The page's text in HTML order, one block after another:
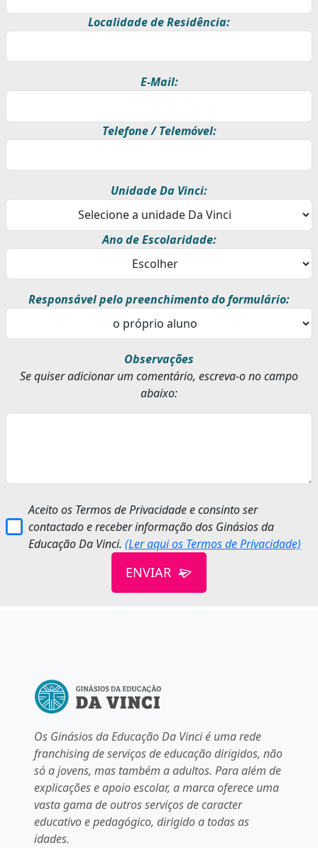
Localidade de Residência:
E-Mail:
Telefone / Telemóvel:
Unidade Da Vinci:
Ano de Escolaridade:
Responsável pelo preenchimento do formulário:
Observações
Se quiser adicionar um comentário, escreva-o no campo
abaixo:
Aceito os Termos de Privacidade e consinto ser
contactado e receber informação dos Ginásios da
Educação Da Vinci.(Ler aqui os Termos de Privacidade)
ENVIAR
Os Ginásios da Educação Da Vinci é uma rede
franchising de serviços de educação dirigidos, não
só a jovens, mas também a adultos. Para além de
explicações e apoio escolar, a marca oferece uma
vasta gama de outros serviços de caracter
educativo e pedagógico, dirigido a todas as
idades.